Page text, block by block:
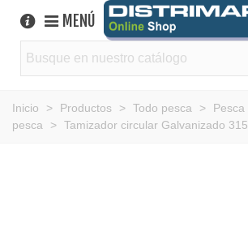
MENÚ
Inicio > Productos > Todo pesca > Pesca
pesca
> Tamizador circular Galvanizado 315